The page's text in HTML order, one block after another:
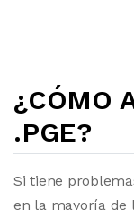
¿CÓMO
.PGE?
Si tiene
en la mayoría de